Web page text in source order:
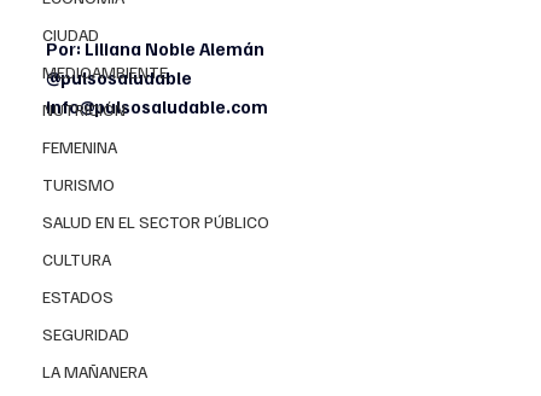
CIUDAD
MEDIOAMBIENTE
NUTRICIÓN
FEMENINA
TURISMO
SALUD EN EL SECTOR PÚBLICO
CULTURA
ESTADOS
SEGURIDAD
LA MAÑANERA
Por: Liliana Noble Alemán
@pulsosaludable
info@pulsosaludable.com